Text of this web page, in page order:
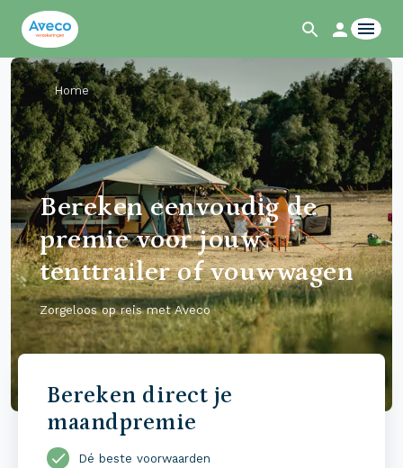
Home
Bereken eenvoudig de
premie voor jouw
tenttrailer of vouwwagen
Zorgeloos op reis met Aveco
Bereken direct je
maandpremie
Dé beste voorwaarden